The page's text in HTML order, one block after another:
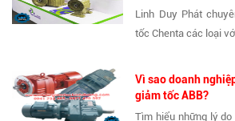
Linh Duy Phát
tốc Chenta các loại
Vì sao doanh
giảm tốc ABB?
Tìm hiểu những lý